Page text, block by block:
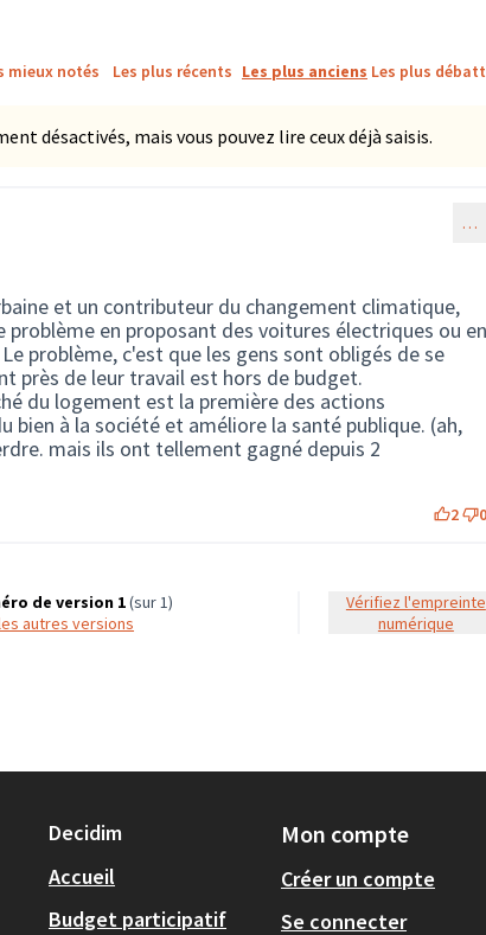
mieux notés Les plus récents Les plus anciens Les plus
désactivés, mais vous pouvez lire ceux déjà saisis.
…
et un contributeur du changement climatique,
problème en proposant des voitures électriques ou en
problème, c'est que les gens sont obligés de se
près de leur travail est hors de budget.
du logement est la première des actions
bien à la société et améliore la santé publique. (ah,
mais ils ont tellement gagné depuis 2
2 0
de version 1(sur 1)
les autres versions
Vérifiez l'empreinte
numérique
Decidim
Accueil
Budget participatif
Mon compte
Créer un compte
Se connecter